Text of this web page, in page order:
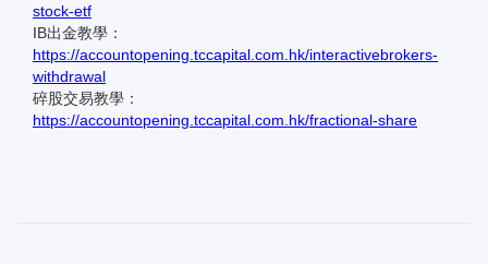
stock-etf
IB出金教學：
https://accountopening.tccapital.com.hk/interactivebrokers-
withdrawal
碎股交易教學：
https://accountopening.tccapital.com.hk/fractional-share